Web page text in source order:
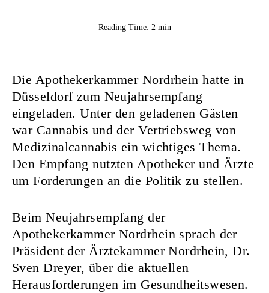
Reading Time: 2 min
Die Apothekerkammer Nordrhein hatte in
Düsseldorf zum Neujahrsempfang
eingeladen. Unter den geladenen Gästen
war Cannabis und der Vertriebsweg von
Medizinalcannabis ein wichtiges Thema.
Den Empfang nutzten Apotheker und Ärzte
um Forderungen an die Politik zu stellen.
Beim Neujahrsempfang der
Apothekerkammer Nordrhein sprach der
Präsident der Ärztekammer Nordrhein, Dr.
Sven Dreyer, über die aktuellen
Herausforderungen im Gesundheitswesen.